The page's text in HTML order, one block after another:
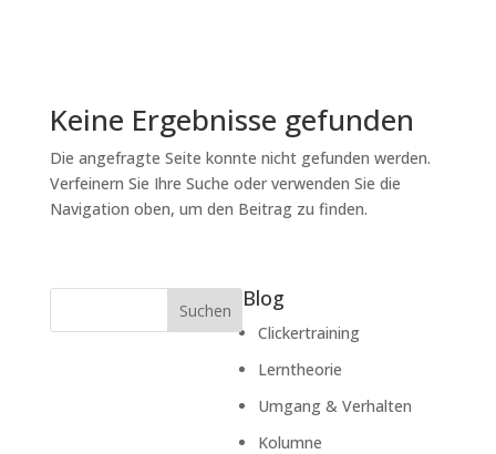
Keine Ergebnisse gefunden
Die angefragte Seite konnte nicht gefunden werden.
Verfeinern Sie Ihre Suche oder verwenden Sie die
Navigation oben, um den Beitrag zu finden.
Suchen Blog
Clickertraining
Lerntheorie
Umgang & Verhalten
Kolumne